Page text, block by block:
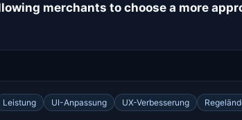
merchants to choose a more
Leistung UI-Anpassung UX-Verbesserung